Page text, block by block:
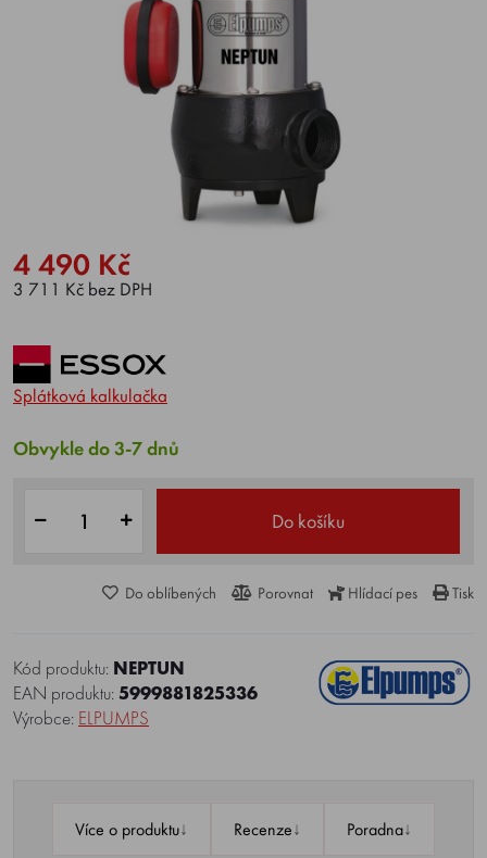
4 490 Kč
3 711 Kč bez DPH
Splátková kalkulačka
Obvykle do 3-7 dnů
Do košíku
Do oblíbených Porovnat Hlídací pes Tisk
Kód produktu: NEPTUN
EAN produktu:5999881825336
Výrobce: ELPUMPS
Více o produktu↓ Recenze↓ Poradna↓